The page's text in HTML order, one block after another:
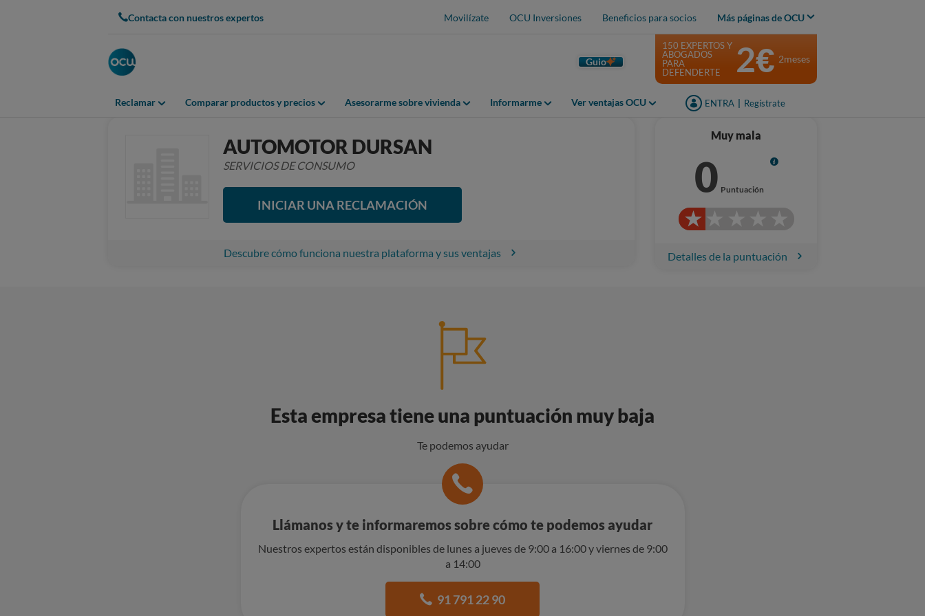
Contacta con nuestros expertos Movilízate OCU Inversiones Beneficios para socios Más páginas de OCU
Guio
Reclamar Comparar productos y precios Asesorarme sobre vivienda Informarme Ver ventajas OCU ENTRA Regístrate
150 EXPERTOS Y
ABOGADOS
PARA
DEFENDERTE
2€ 2meses
AUTOMOTOR DURSAN
SERVICIOS DE CONSUMO
INICIAR UNA RECLAMACIÓN
Descubre cómo funciona nuestra plataforma y sus ventajas
Muy mala
0 Puntuación
Info
Detalles de la puntuación
Esta empresa tiene una puntuación muy baja
Te podemos ayudar
Llámanos y te informaremos sobre cómo te podemos ayudar
Nuestros expertos están disponibles de lunes a jueves de 9:00 a 16:00 y viernes de 9:00
a 14:00
91 791 22 90